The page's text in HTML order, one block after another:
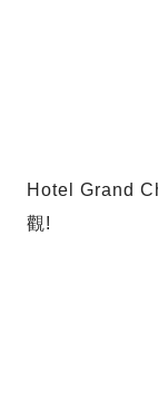
Hotel Grand
觀!